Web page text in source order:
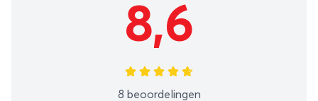
8,6
8 beoordelingen